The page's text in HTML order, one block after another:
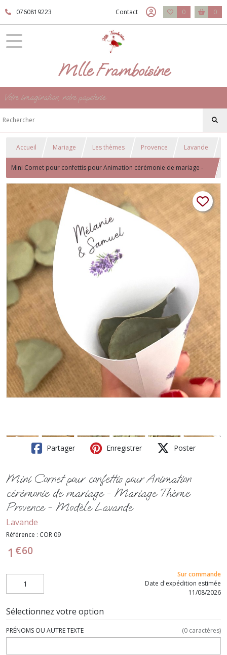
0760819223 Contact 0 0
Mlle Framboisine
Votre imagination, notre papeterie
Accueil Mariage Les thèmes Provence Lavande
Mini Cornet pour confettis pour Animation cérémonie de mariage -
Mariage Thème Provence - Modèle Lavande
Partager Enregistrer Poster
Mini Cornet pour confettis pour Animation
cérémonie de mariage - Mariage Thème
Provence - Modèle Lavande
Lavande
Référence : COR 09
1 €60
Sur commande
Date d'expédition estimée
11/08/2026
Sélectionnez votre option
PRÉNOMS OU AUTRE TEXTE (0 caractères)